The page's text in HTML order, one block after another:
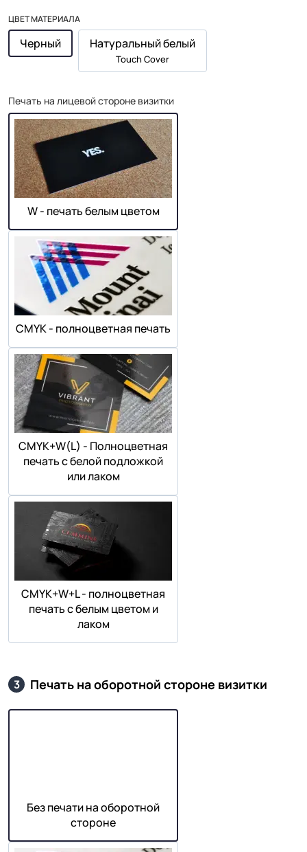
ЦВЕТ МАТЕРИАЛА
Черный Натуральный белый
Touch Cover
Печать на лицевой стороне визитки
W - печать белым цветом
СMYK - полноцветная печать
СMYK+W(L) - Полноцветная
печать с белой подложкой
или лаком
СMYK+W+L - полноцветная
печать с белым цветом и
лаком
3 Печать на оборотной стороне визитки
Без печати на оборотной
стороне